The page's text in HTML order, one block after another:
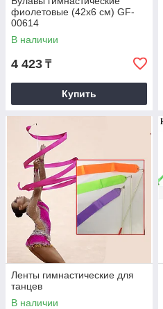
фиолетовые (42х6 см) GF-
00614
В наличии
4 423 ₸
Купить
Ленты гимнастические для
танцев
В наличии